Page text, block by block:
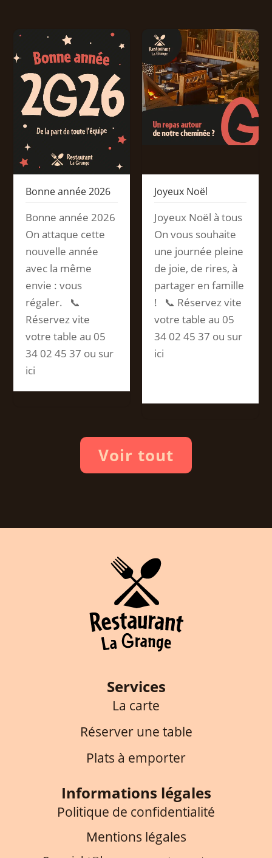
Bonne année 2026
Bonne année 2026
On attaque cette
nouvelle année
avec la même
envie : vous
régaler. 📞
Réservez vite
votre table au 05
34 02 45 37 ou sur
ici
Joyeux Noël
Joyeux Noël à tous
On vous souhaite
une journée pleine
de joie, de rires, à
partager en famille
! 📞 Réservez vite
votre table au 05
34 02 45 37 ou sur
ici
Voir tout
Services
La carte
Réserver une table
Plats à emporter
Informations légales
Politique de confidentialité
Mentions légales